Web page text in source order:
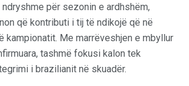
për sezonin e ardhshëm,
që kontributi i tij të ndikojë që në
kampionatit. Me marrëveshjen e mbyllur
tashmë fokusi kalon tek
i brazilianit në skuadër.